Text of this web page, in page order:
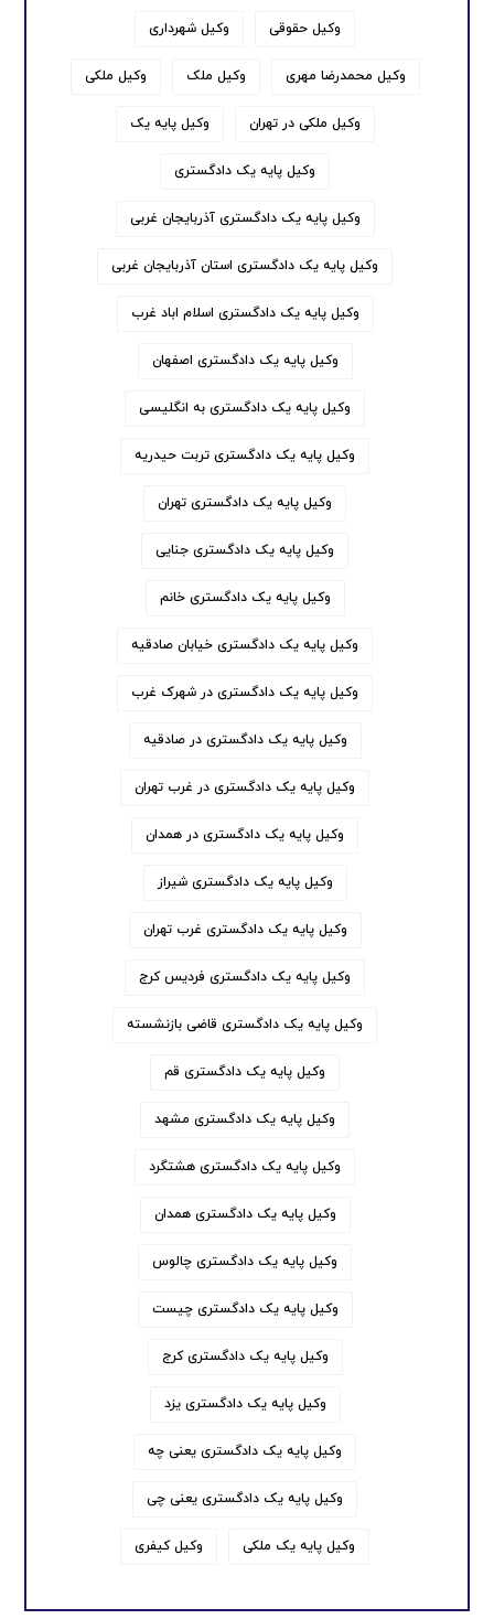
وکیل حقوقی وکیل شهرداری
وکیل محمدرضا مهری وکیل ملک وکیل ملکی
وکیل ملکی در تهران وکیل پایه یک
وکیل پایه یک دادگستری
وکیل پایه یک دادگستری آذربایجان غربی
وکیل پایه یک دادگستری استان آذربایجان غربی
وکیل پایه یک دادگستری اسلام اباد غرب
وکیل پایه یک دادگستری اصفهان
وکیل پایه یک دادگستری به انگلیسی
وکیل پایه یک دادگستری تربت حیدریه
وکیل پایه یک دادگستری تهران
وکیل پایه یک دادگستری جنایی
وکیل پایه یک دادگستری خانم
وکیل پایه یک دادگستری خیابان صادقیه
وکیل پایه یک دادگستری در شهرک غرب
وکیل پایه یک دادگستری در صادقیه
وکیل پایه یک دادگستری در غرب تهران
وکیل پایه یک دادگستری در همدان
وکیل پایه یک دادگستری شیراز
وکیل پایه یک دادگستری غرب تهران
وکیل پایه یک دادگستری فردیس کرج
وکیل پایه یک دادگستری قاضی بازنشسته
وکیل پایه یک دادگستری قم
وکیل پایه یک دادگستری مشهد
وکیل پایه یک دادگستری هشتگرد
وکیل پایه یک دادگستری همدان
وکیل پایه یک دادگستری چالوس
وکیل پایه یک دادگستری چیست
وکیل پایه یک دادگستری کرج
وکیل پایه یک دادگستری یزد
وکیل پایه یک دادگستری یعنی چه
وکیل پایه یک دادگستری یعنی چی
وکیل پایه یک ملکی وکیل کیفری